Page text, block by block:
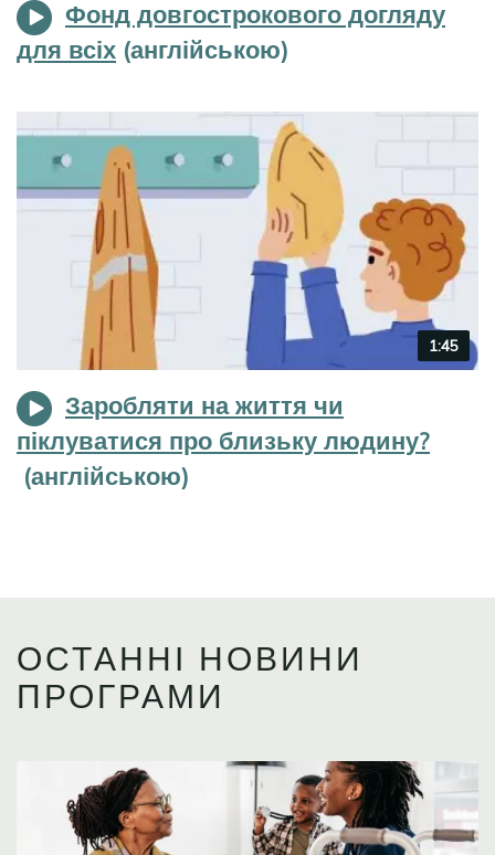
Фонд довгострокового догляду
для всіх
Video
duration
1:45
Заробляти на життя чи
піклуватися про близьку людину?
ОСТАННІ НОВИНИ
ПРОГРАМИ